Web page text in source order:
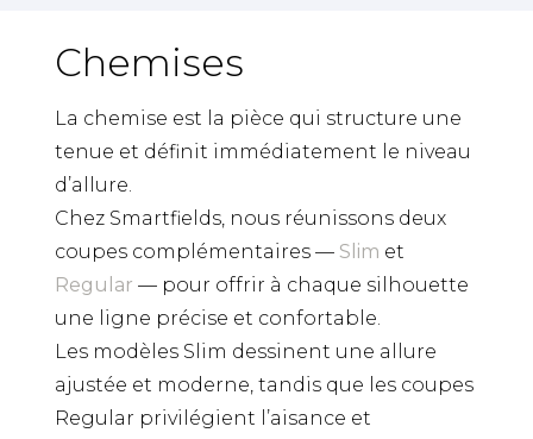
Chemises
La chemise est la pièce qui structure une
tenue et définit immédiatement le niveau
d’allure.
Chez Smartfields, nous réunissons deux
coupes complémentaires — Slim et
Regular — pour offrir à chaque silhouette
une ligne précise et confortable.
Les modèles Slim dessinent une allure
ajustée et moderne, tandis que les coupes
Regular privilégient l’aisance et